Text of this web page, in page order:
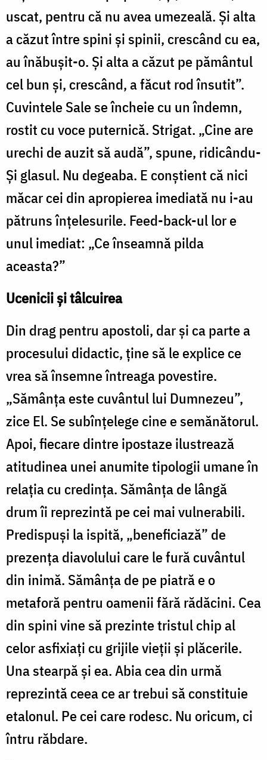
uscat, pentru că nu avea umezeală. Şi alta
a căzut între spini şi spinii, crescând cu ea,
au înăbuşit-o. Şi alta a căzut pe pământul
cel bun şi, crescând, a făcut rod însutit”.
Cuvintele Sale se încheie cu un îndemn,
rostit cu voce puternică. Strigat. „Cine are
urechi de auzit să audă”, spune, ridicându-
Și glasul. Nu degeaba. E conștient că nici
măcar cei din apropierea imediată nu i-au
pătruns înțelesurile. Feed-back-ul lor e
unul imediat: „Ce înseamnă pilda
aceasta?”
Ucenicii și tâlcuirea
Din drag pentru apostoli, dar și ca parte a
procesului didactic, ține să le explice ce
vrea să însemne întreaga povestire.
„Sămânța este cuvântul lui Dumnezeu”,
zice El. Se subînțelege cine e semănătorul.
Apoi, fiecare dintre ipostaze ilustrează
atitudinea unei anumite tipologii umane în
relația cu credința. Sămânța de lângă
drum îi reprezintă pe cei mai vulnerabili.
Predispuși la ispită, „beneficiază” de
prezența diavolului care le fură cuvântul
din inimă. Sămânța de pe piatră e o
metaforă pentru oamenii fără rădăcini. Cea
din spini vine să prezinte tristul chip al
celor asfixiați cu grijile vieții și plăcerile.
Una stearpă și ea. Abia cea din urmă
reprezintă ceea ce ar trebui să constituie
etalonul. Pe cei care rodesc. Nu oricum, ci
întru răbdare.